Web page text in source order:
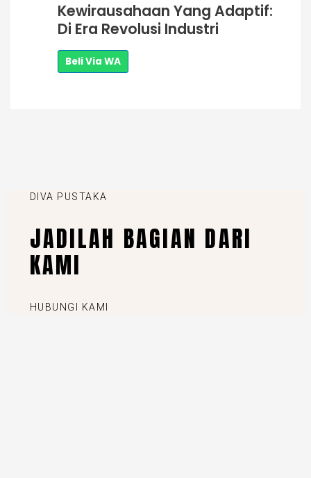
Kewirausahaan Yang Adaptif:
Di Era Revolusi Industri
Beli Via WA
DIVA PUSTAKA
JADILAH BAGIAN DARI
KAMI
HUBUNGI KAMI